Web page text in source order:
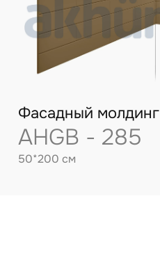
Фасадный молдинг
AHGB - 285
50*200 см